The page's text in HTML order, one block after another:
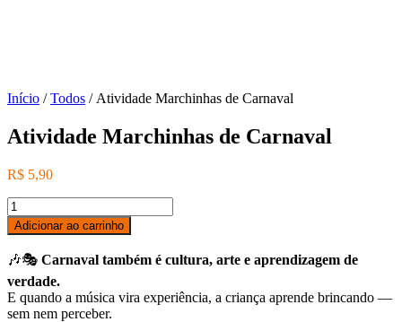
Início /Todos / Atividade Marchinhas de Carnaval
Atividade Marchinhas de Carnaval
R$ 5,90
Atividade
Marchinhas
de
Carnaval
quantidade
Adicionar ao carrinho
🎶🎭 Carnaval também é cultura, arte e aprendizagem de
verdade.
E quando a música vira experiência, a criança aprende brincando —
sem nem perceber.